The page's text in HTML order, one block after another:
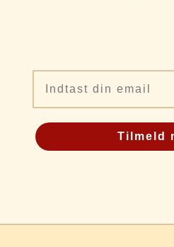
Tilmeld